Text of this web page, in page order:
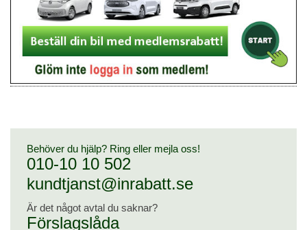
Behöver du hjälp? Ring eller mejla oss!
010-10 10 502
kundtjanst@inrabatt.se
Är det något avtal du saknar?
Förslagslåda